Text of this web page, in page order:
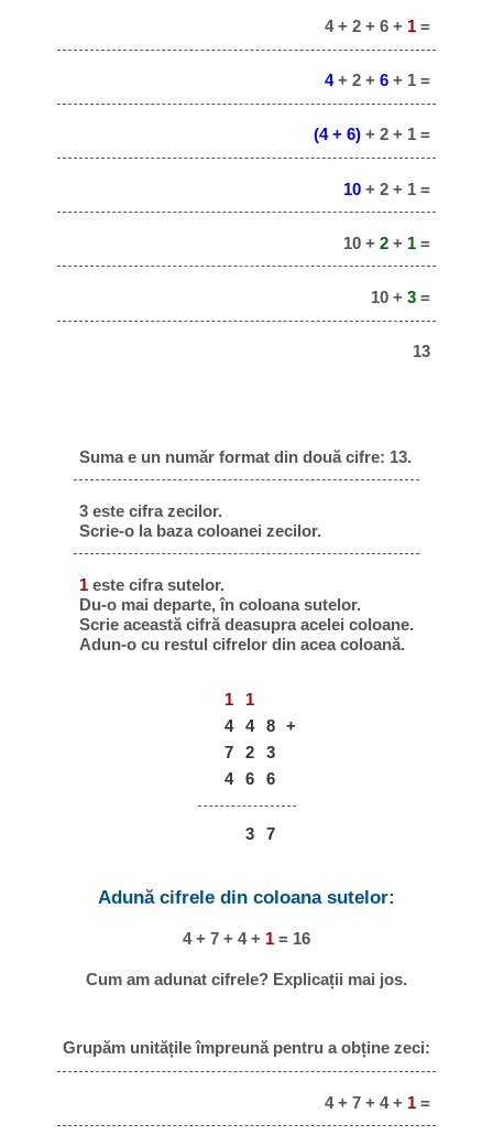
4 + 2 + 6 + 1 =
4+ 2 + 6 + 1 =
(4 + 6) + 2 + 1 =
10 + 2 + 1 =
10 + 2 + 1 =
10 + 3 =
13
Suma e un număr format din două cifre: 13.
3 este cifra zecilor.
Scrie-o la baza coloanei zecilor.
1 este cifra sutelor.
Du-o mai departe, în coloana sutelor.
Scrie această cifră deasupra acelei coloane.
Adun-o cu restul cifrelor din acea coloană.
1
1
4
4 8
+
7
2
3
4
6 6
3 7
Adună cifrele din coloana sutelor:
4 + 7 + 4 + 1 = 16
Cum am adunat cifrele? Explicații mai jos.
Grupăm unitățile împreună pentru a obține zeci:
4 + 7 + 4 + 1 =